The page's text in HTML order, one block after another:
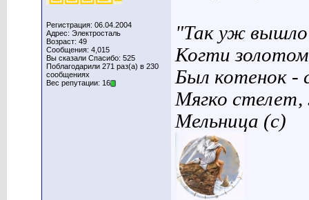
Регистрация: 06.04.2004
Адрес: Электросталь
Возраст: 49
Сообщения: 4,015
Вы сказали Спасибо: 525
Поблагодарили 271 раз(а) в 230
сообщениях
Вес репутации: 16
"Так уж вышло
Когти
Был котенок -
Мягко
Мельница (с)